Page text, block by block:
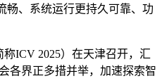
畅、系统运行更持久可靠、功
ICV 2025）在天津召开，汇
各界正多措并举，加速探索智